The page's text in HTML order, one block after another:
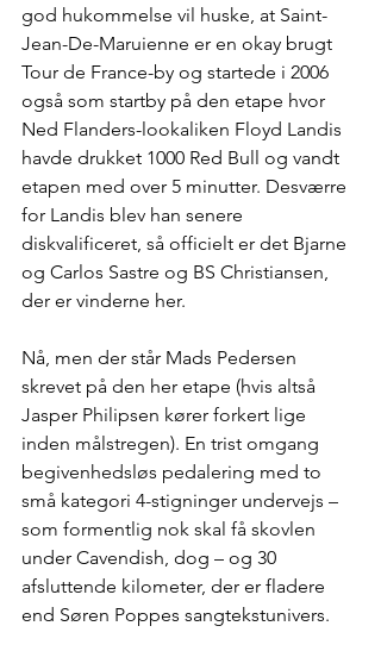
god hukommelse vil huske, at Saint-
Jean-De-Maruienne er en okay brugt
Tour de France-by og startede i 2006
også som startby på den etape hvor
Ned Flanders-lookaliken Floyd Landis
havde drukket 1000 Red Bull og vandt
etapen med over 5 minutter. Desværre
for Landis blev han senere
diskvalificeret, så officielt er det Bjarne
og Carlos Sastre og BS Christiansen,
der er vinderne her.
Nå, men der står Mads Pedersen
skrevet på den her etape (hvis altså
Jasper Philipsen kører forkert lige
inden målstregen). En trist omgang
begivenhedsløs pedalering med to
små kategori 4-stigninger undervejs –
som formentlig nok skal få skovlen
under Cavendish, dog – og 30
afsluttende kilometer, der er fladere
end Søren Poppes sangtekstunivers.